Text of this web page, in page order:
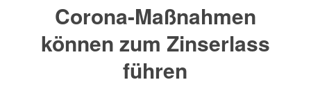
Corona-Maßnahmen
können zum Zinserlass
führen